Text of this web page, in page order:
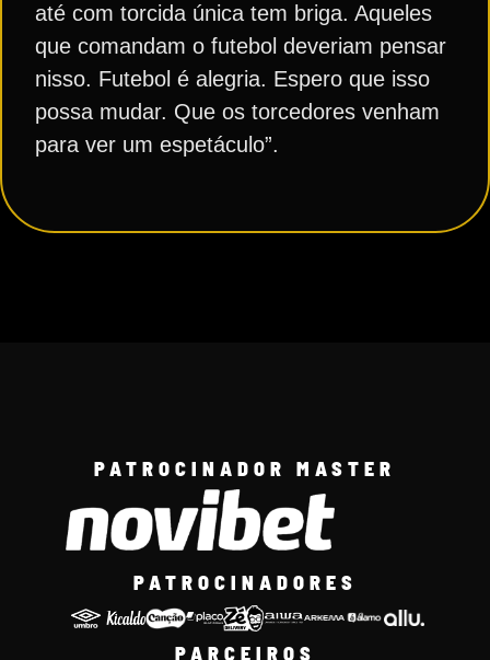
até com torcida única tem briga. Aqueles
que comandam o futebol deveriam pensar
nisso. Futebol é alegria. Espero que isso
possa mudar. Que os torcedores venham
para ver um espetáculo”.
PATROCINADOR MASTER
PATROCINADORES
PARCEIROS